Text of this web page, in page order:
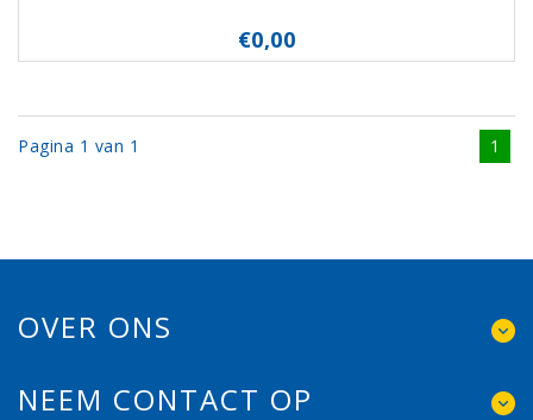
€0,00
Pagina 1 van 1 1
OVER ONS
NEEM CONTACT OP